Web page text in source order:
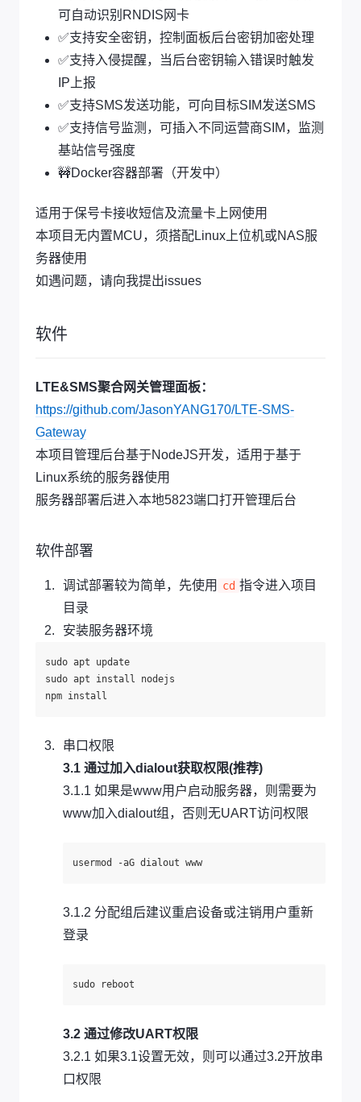
可自动识别RNDIS网卡
✅支持安全密钥，控制面板后台密钥加密处理
✅支持入侵提醒，当后台密钥输入错误时触发
IP上报
✅支持SMS发送功能，可向目标SIM发送SMS
✅支持信号监测，可插入不同运营商SIM，监测
基站信号强度
🚧Docker容器部署（开发中）
适用于保号卡接收短信及流量卡上网使用
本项目无内置MCU，须搭配Linux上位机或NAS服
务器使用
如遇问题，请向我提出issues
软件
LTE&SMS聚合网关管理面板：
https://github.com/JasonYANG170/LTE-SMS-
Gateway
本项目管理后台基于NodeJS开发，适用于基于
Linux系统的服务器使用
服务器部署后进入本地5823端口打开管理后台
软件部署
调试部署较为简单，先使用 cd 指令进入项目
目录
安装服务器环境
sudo apt update
sudo apt install nodejs
串口权限
3.1 通过加入dialout获取权限(推荐)
3.1.1 如果是www用户启动服务器，则需要为
www加入dialout组，否则无UART访问权限
3.1.2 分配组后建议重启设备或注销用户重新
登录
3.2 通过修改UART权限
3.2.1 如果3.1设置无效，则可以通过3.2开放串
口权限